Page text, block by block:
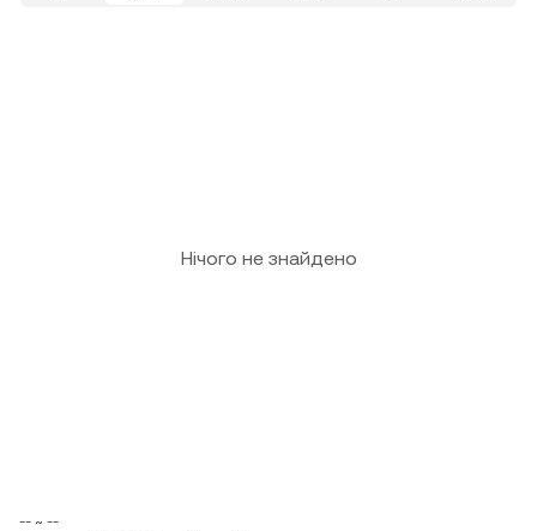
Нічого не знайдено
-- ~ --